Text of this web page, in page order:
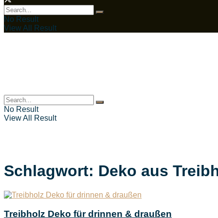
No Result
View All Result
No Result
View All Result
Schlagwort: Deko aus
Treibholz Deko für drinnen & draußen